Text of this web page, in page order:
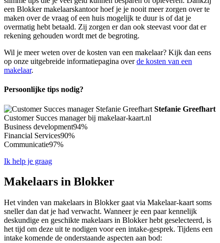
een Blokker makelaarskantoor hoef je je nooit meer zorgen over te
maken over de vraag of een huis mogelijk te duur is of dat je
overmatig hebt betaald. Zij zorgen er dan ook steevast voor dat er
rekening gehouden wordt met de begroting.
Wil je meer weten over de kosten van een makelaar? Kijk dan eens
op onze uitgebreide informatiepagina overde kosten van een
makelaar.
Persoonlijke tips nodig?
Stefanie Greefhart
Customer Succes manager bij makelaar-kaart.nl
Business development94%
Financial Services90%
Communicatie97%
Ik help je graag
Makelaars in Blokker
Het vinden van makelaars in Blokker gaat via Makelaar-kaart soms
sneller dan dat je had verwacht. Wanneer je een paar kennelijk
deskundige en geschikte makelaars in Blokker hebt geselecteerd, is
het tijd om deze uit te nodigen voor een intake-gesprek. Tijdens een
intake komende de onderstaande aspecten aan bod: